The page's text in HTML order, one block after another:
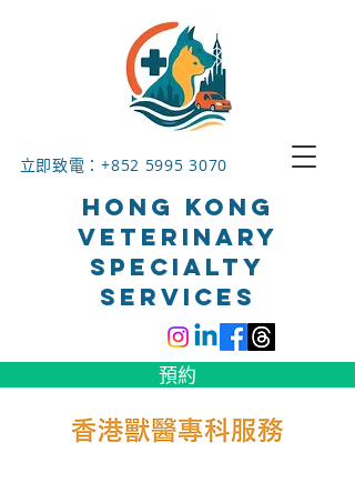
立即致電：+852 5995 3070
HONG KONG
VETERINARY
SPECIALTY
SERVICES
預約